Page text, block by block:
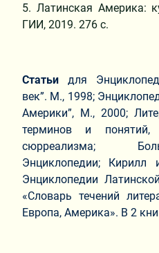
5. Латинская Америка:
ГИИ, 2019. 276 с.
Статьи для
век”. М., 1998;
Америки”, М., 2000;
терминов и
сюрреализма;
Энциклопедии; Кирилл
Энциклопедии
«Словарь течений
Европа, Америка». В 2